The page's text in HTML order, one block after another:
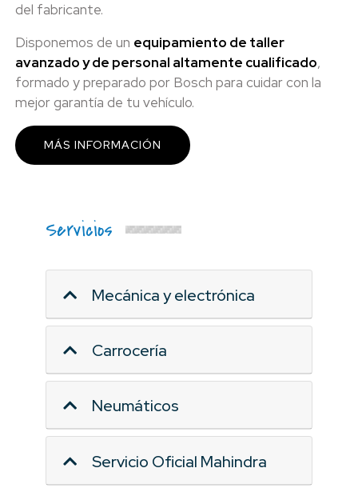
del fabricante.
Disponemos de un equipamiento de taller
avanzado y de personal altamente cualificado,
formado y preparado por Bosch para cuidar con la
mejor garantía de tu vehículo.
MÁS INFORMACIÓN
Servicios
Mecánica y electrónica
Carrocería
Neumáticos
Servicio Oficial Mahindra